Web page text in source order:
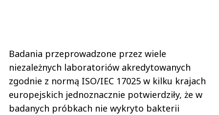
Badania przeprowadzone przez wiele
niezależnych laboratoriów akredytowanych
zgodnie z normą ISO/IEC 17025 w kilku krajach
europejskich jednoznacznie potwierdziły, że w
badanych próbkach nie wykryto bakterii